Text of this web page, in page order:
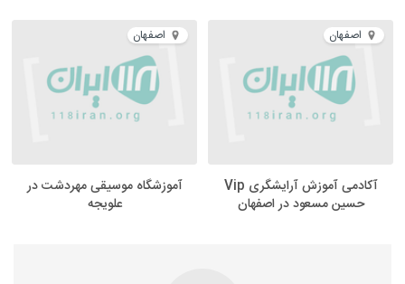
اصفهان
آکادمی آموزش آرایشگری Vip
حسین مسعود در اصفهان
اصفهان
آموزشگاه موسیقی مهردشت در
علویجه